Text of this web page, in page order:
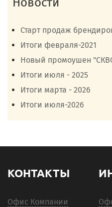
Старт продаж
Итоги февраля-2021
Новый промоушен
Итоги июля - 2025
Итоги марта - 2026
Итоги июля-2026
КОНТАКТЫ
Офис Компании